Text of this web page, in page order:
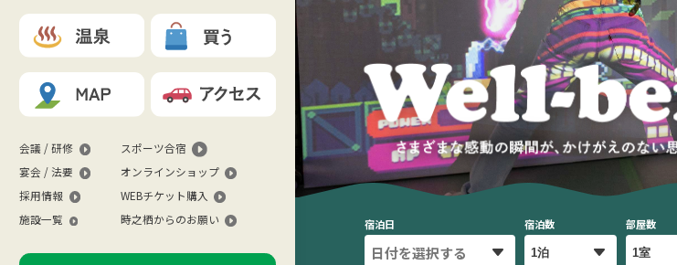
会議 / 研修
スポーツ合宿
宴会 / 法要
オンラインショップ
採用情報
WEBチケット購入
施設一覧
時之栖からのお願い 宿泊日 宿泊数 部屋数